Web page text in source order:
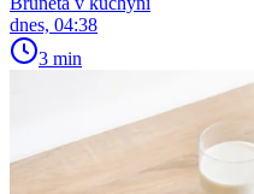
dnes, 04:38
3 min